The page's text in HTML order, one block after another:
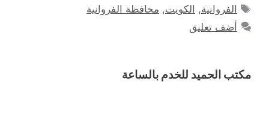
الوسوم
الفروانية, الكويت, محافظة الفروانية
أضف تعليق
مكتب الحميد للخدم بالساعة